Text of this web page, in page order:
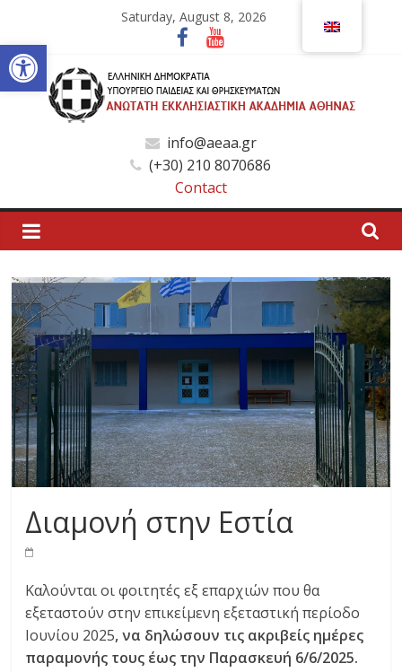
Open toolbar
content
Saturday, August 8, 2026
Ανώτατη
Εκκλησιαστική
Ακαδημία
Αθηνών
Ανώτατη
Εκκλησιαστική
Ακαδημία
Αθηνών
info@aeaa.gr
(+30) 210 8070686
Contact
Διαμονή στην Εστία
Καλούνται οι φοιτητές εξ επαρχιών που θα
εξεταστούν στην επικείμενη εξεταστική περίοδο
Ιουνίου 2025, να δηλώσουν τις ακριβείς ημέρες
παραμονής τους έως την Παρασκευή 6/6/2025.